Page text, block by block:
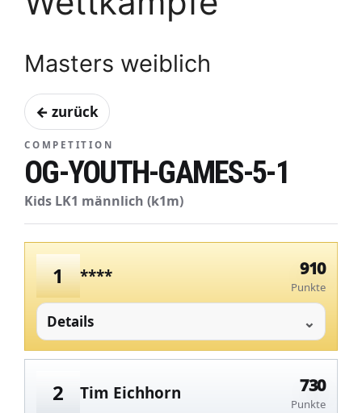
Masters weiblich
← zurück
COMPETITION
OG-YOUTH-GAMES-5-1
Kids LK1 männlich (k1m)
1 **** 910
Punkte
Details
2 Tim Eichhorn 730
Punkte